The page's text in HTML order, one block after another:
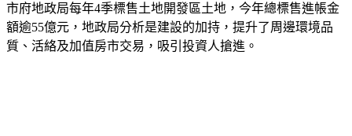
市府地政局每年4季標售土地開發區土地，今年總標售進帳金
額逾55億元，地政局分析是建設的加持，提升了周邊環境品
質、活絡及加值房市交易，吸引投資人搶進。